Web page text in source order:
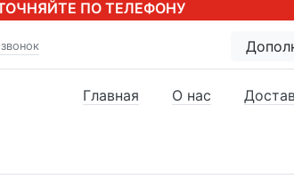
ПО ТЕЛЕФОНУ
Главная О нас